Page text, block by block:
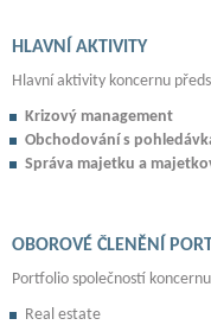
HLAVNÍ AKTIVITY
Hlavní aktivity koncernu
Krizový management
Obchodování s
Správa majetku a
OBOROVÉ ČLENĚNÍ
Portfolio společností
Real estate